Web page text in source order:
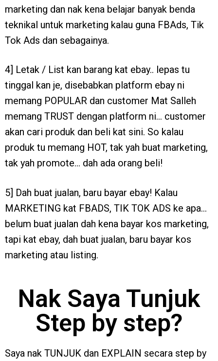
marketing dan nak kena belajar banyak benda
teknikal untuk marketing kalau guna FBAds, Tik
Tok Ads dan sebagainya.
4] Letak / List kan barang kat ebay.. lepas tu
tinggal kan je, disebabkan platform ebay ni
memang POPULAR dan customer Mat Salleh
memang TRUST dengan platform ni… customer
akan cari produk dan beli kat sini. So kalau
produk tu memang HOT, tak yah buat marketing,
tak yah promote… dah ada orang beli!
5] Dah buat jualan, baru bayar ebay! Kalau
MARKETING kat FBADS, TIK TOK ADS ke apa…
belum buat jualan dah kena bayar kos marketing,
tapi kat ebay, dah buat jualan, baru bayar kos
marketing atau listing.
Nak Saya Tunjuk
Step by step?
Saya nak TUNJUK dan EXPLAIN secara step by